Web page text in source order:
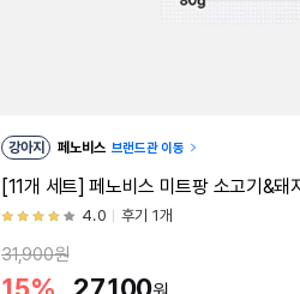
강아지 페노비스 브랜드관 이동
[11개 세트] 페노비스 미트팡 소고기&
4.0 후기 1개
31,900원